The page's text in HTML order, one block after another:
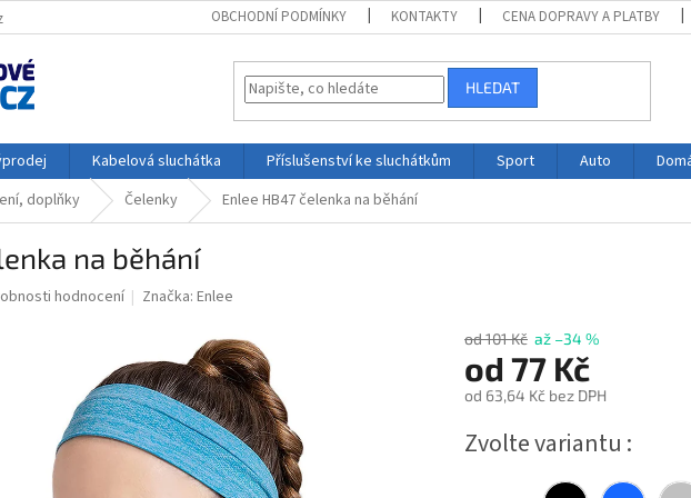
OBCHODNÍ PODMÍNKY KONTAKTY CENA DOPRAVY A PLATBY
HLEDAT
Kabelová sluchátka Příslušenství ke sluchátkům Sport Auto
doplňky Čelenky Enlee HB47 čelenka na běhání
na běhání
hodnocení Značka:Enlee
od 101 Kč až –34 %
od 77 Kč
od 63,64 Kč bez DPH
cena:
Zvolte variantu